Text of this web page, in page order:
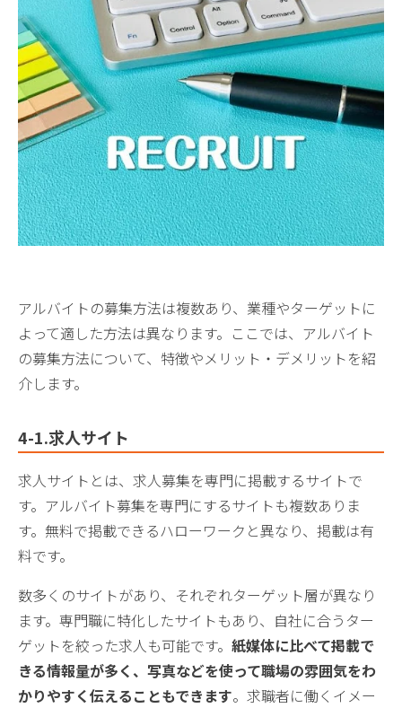
アルバイトの募集方法は複数あり、業種やターゲットに
よって適した方法は異なります。ここでは、アルバイト
の募集方法について、特徴やメリット・デメリットを紹
介します。
4-1.求人サイト
求人サイトとは、求人募集を専門に掲載するサイトで
す。アルバイト募集を専門にするサイトも複数ありま
す。無料で掲載できるハローワークと異なり、掲載は有
料です。
数多くのサイトがあり、それぞれターゲット層が異なり
ます。専門職に特化したサイトもあり、自社に合うター
ゲットを絞った求人も可能です。 紙媒体に比べて掲載で
きる情報量が多く、写真などを使って職場の雰囲気をわ
かりやすく伝えることもできます。求職者に働くイメー